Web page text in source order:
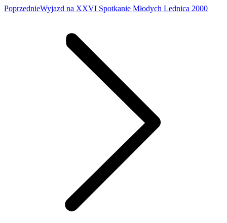
PoprzedniePoprzedni
Wyjazd na XXVI Spotkanie Młodych Lednica 2000